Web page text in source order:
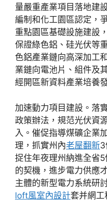
量嚴重產業項目落地建
編制和化工園區認定，
重點園區基礎設施建設
保證綠色鋁、硅光伏等
色鋁產業鏈向高深加工
業鏈向電池片、組件及
經開區新資料產業培養
加速動力項目建設。落
政策辦法，規范光伏資
入。催促指導煤礦企業
理，抓實州內老屋翻新3
捉住年夜理州納進全省
的契機，進步電力供應
主體的新型電力系統研
loft風室內設計套并網工